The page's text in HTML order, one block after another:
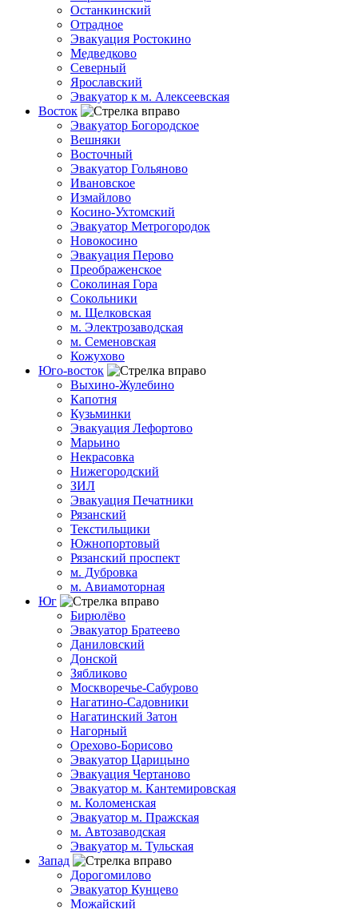
Останкинский
Отрадное
Эвакуация Ростокино
Медведково
Северный
Ярославский
Эвакуатор к м. Алексеевская
Восток
Эвакуатор Богородское
Вешняки
Восточный
Эвакуатор Гольяново
Ивановское
Измайлово
Косино-Ухтомский
Эвакуатор Метрогородок
Новокосино
Эвакуация Перово
Преображенское
Соколиная Гора
Сокольники
м. Щелковская
м. Электрозаводская
м. Семеновская
Кожухово
Юго-восток
Выхино-Жулебино
Капотня
Кузьминки
Эвакуация Лефортово
Марьино
Некрасовка
Нижегородский
ЗИЛ
Эвакуация Печатники
Рязанский
Текстильщики
Южнопортовый
Рязанский проспект
м. Дубровка
м. Авиамоторная
Юг
Бирюлёво
Эвакуатор Братеево
Даниловский
Донской
Зябликово
Москворечье-Сабурово
Нагатино-Садовники
Нагатинский Затон
Нагорный
Орехово-Борисово
Эвакуатор Царицыно
Эвакуация Чертаново
Эвакуатор м. Кантемировская
м. Коломенская
Эвакуатор м. Пражская
м. Автозаводская
Эвакуатор м. Тульская
Запад
Дорогомилово
Эвакуатор Кунцево
Можайский